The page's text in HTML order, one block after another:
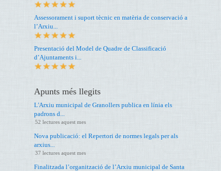
Assessorament i suport tècnic en matèria de conservació a
l’Arxiu...
Presentació del Model de Quadre de Classificació
d’Ajuntaments i...
Apunts més llegits
L'Arxiu municipal de Granollers publica en línia els
padrons d...
52 lectures aquest mes
Nova publicació: el Repertori de normes legals per als
arxius...
37 lectures aquest mes
Finalitzada l’organització de l’Arxiu municipal de Santa